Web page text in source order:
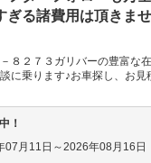
る諸費用は頂きま
８２７３ガリバーの豊富な
乗ります♪お車探し、お見
！
07月11日～2026年08月16日